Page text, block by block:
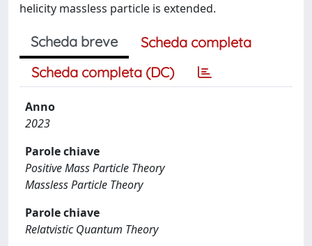
helicity massless particle is extended.
Scheda breve
Scheda completa
Scheda completa (DC)
Anno
2023
Parole chiave
Positive Mass Particle Theory
Massless Particle Theory
Parole chiave
Relatvistic Quantum Theory